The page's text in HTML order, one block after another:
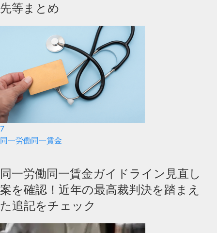
先等まとめ
7
同一労働同一賃金
同一労働同一賃金ガイドライン見直し
案を確認！近年の最高裁判決を踏まえ
た追記をチェック